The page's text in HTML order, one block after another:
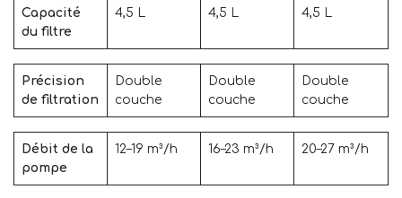
Capacité
du filtre
4,5 L 4,5 L 4,5 L
Précision
de filtration
Double
couche
Double
couche
Double
couche
Débit de la
pompe
12–19 m³/h 16–23 m³/h 20–27 m³/h